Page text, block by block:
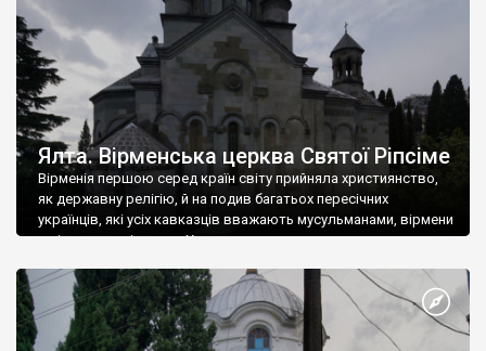
Ялта. Вірменська церква Святої Ріпсіме
Вірменія першою серед країн світу прийняла християнство,
як державну релігію, й на подив багатьох пересічних
українців, які усіх кавказців вважають мусульманами, вірмени
є відданими вірянами Христа